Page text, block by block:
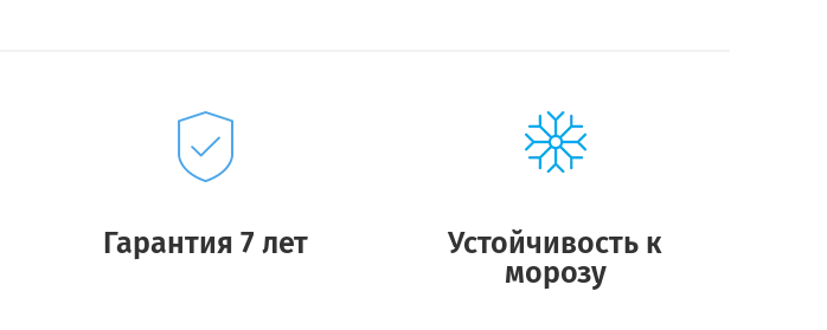
Гарантия 7 лет
Устойчивость к
морозу